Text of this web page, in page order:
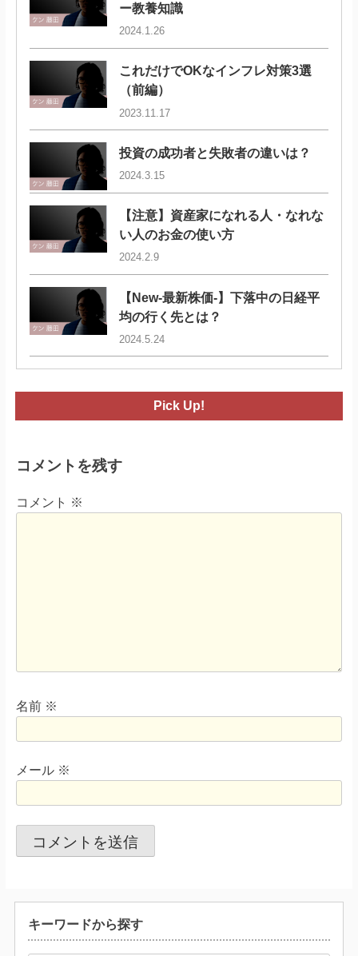
ー教養知識
2024.1.26
これだけでOKなインフレ対策3選
（前編）
2023.11.17
投資の成功者と失敗者の違いは？
2024.3.15
【注意】資産家になれる人・なれな
い人のお金の使い方
2024.2.9
【New-最新株価-】下落中の日経平
均の行く先とは？
2024.5.24
Pick Up!
コメントを残す
コメント ※
名前 ※
メール ※
キーワードから探す